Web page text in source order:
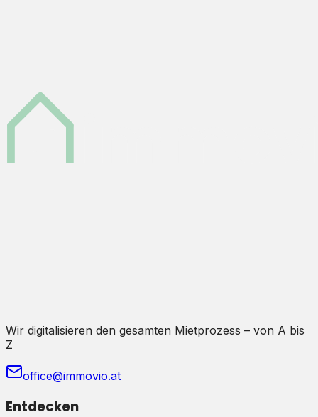
Wir digitalisieren den gesamten Mietprozess – von A bis
Z
office@immovio.at
Entdecken